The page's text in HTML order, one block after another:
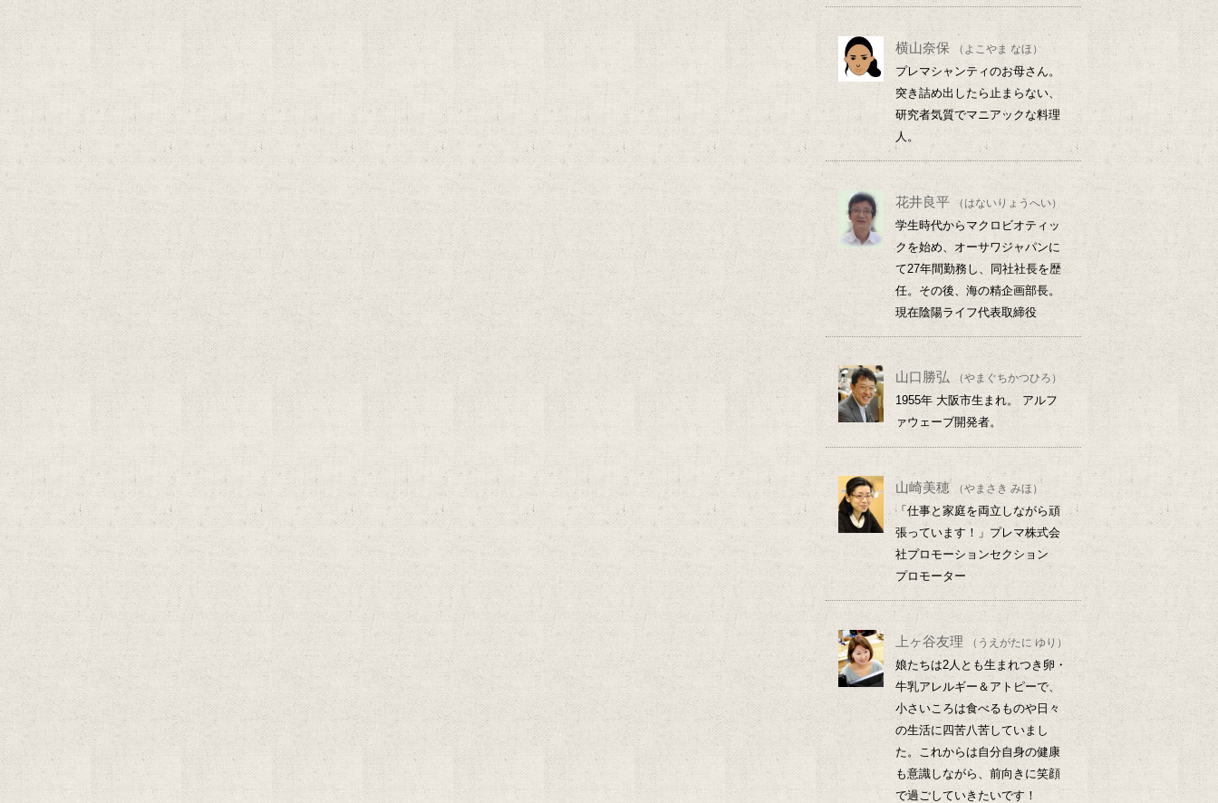
横山奈保 （よこやま なほ）
プレマシャンティのお母さん。
突き詰め出したら止まらない、
研究者気質でマニアックな料理
人。
花井良平 （はないりょうへい）
学生時代からマクロビオティッ
クを始め、オーサワジャパンに
て27年間勤務し、同社社長を歴
任。その後、海の精企画部長。
現在陰陽ライフ代表取締役
山口勝弘 （やまぐちかつひろ）
1955年 大阪市生まれ。 アルフ
ァウェーブ開発者。
山崎美穂 （やまさき みほ）
「仕事と家庭を両立しながら頑
張っています！」プレマ株式会
社プロモーションセクション
プロモーター
上ヶ谷友理 （うえがたに ゆり）
娘たちは2人とも生まれつき卵・
牛乳アレルギー＆アトピーで、
小さいころは食べるものや日々
の生活に四苦八苦していまし
た。これからは自分自身の健康
も意識しながら、前向きに笑顔
で過ごしていきたいです！